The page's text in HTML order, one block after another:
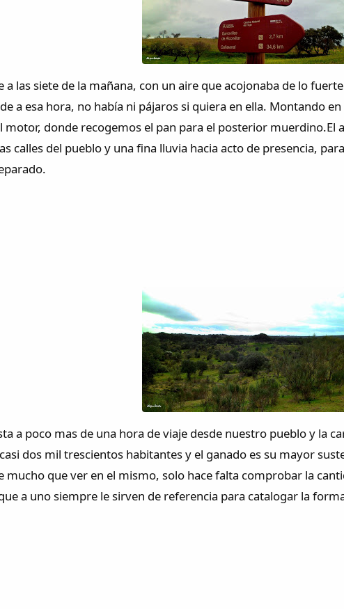
a las siete de la mañana, con un aire que acojonaba de lo
a esa hora, no había ni pájaros si quiera en ella. Montando
motor, donde recogemos el pan para el posterior muerdino.El
calles del pueblo y una fina lluvia hacia acto de presencia,
a poco mas de una hora de viaje desde nuestro pueblo y la
dos mil trescientos habitantes y el ganado es su mayor
mucho que ver en el mismo, solo hace falta comprobar la
a uno siempre le sirven de referencia para catalogar la